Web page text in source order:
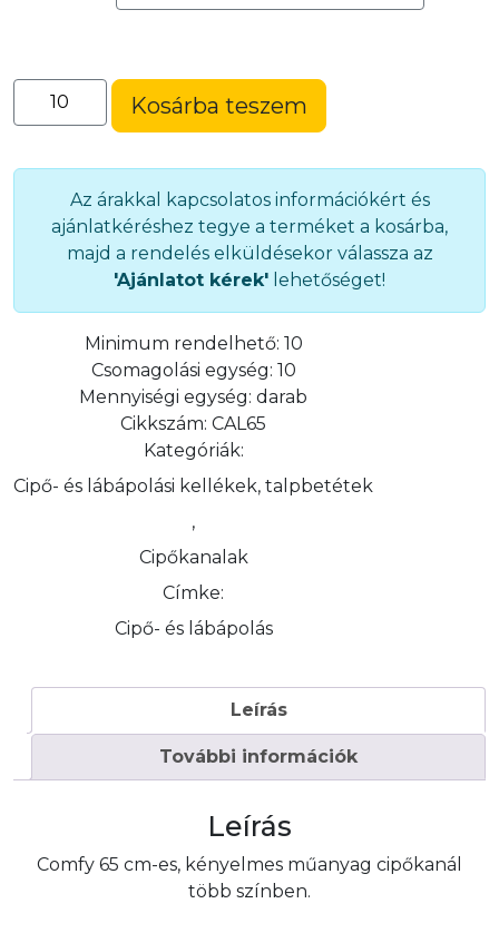
Comfy
kényelmes
cipőkanál
(CAL65)
mennyiség
Kosárba teszem
Az árakkal kapcsolatos információkért és
ajánlatkéréshez tegye a terméket a kosárba,
majd a rendelés elküldésekor válassza az
'Ajánlatot kérek' lehetőséget!
Minimum rendelhető: 10
Csomagolási egység: 10
Mennyiségi egység: darab
Cikkszám: CAL65
Kategóriák:
Cipő- és lábápolási kellékek, talpbetétek
,
Cipőkanalak
Címke:
Cipő- és lábápolás
Leírás
További információk
Leírás
Comfy 65 cm-es, kényelmes műanyag cipőkanál
több színben.